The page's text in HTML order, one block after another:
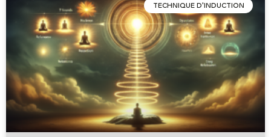
TECHNIQUE D'INDUCTION